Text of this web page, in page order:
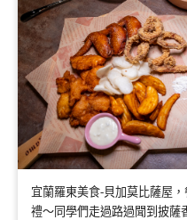
宜蘭羅東美食-貝加莫比薩屋
禮～同學們走過路過聞到披薩